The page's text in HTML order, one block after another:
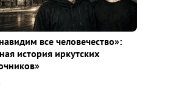
все человечество»:
история иркутских